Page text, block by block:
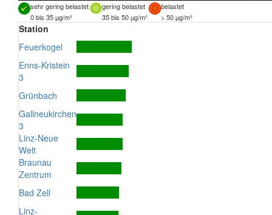
sehr gering belastet gering belastet
belastet
0 bis 35 µg/m³
35 bis 50 µg/m³ > 50 µg/m³
Station
Feuerkogel
Enns-Kristein
3
Grünbach
Gallneukirchen
3
Linz-Neue
Welt
Braunau
Zentrum
Bad Zell
Linz-